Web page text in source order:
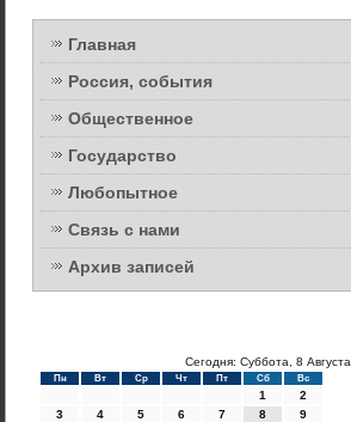
Главная
Россия, события
Общественное
Государство
Любопытное
Связь с нами
Архив записей
Сегодня: Суббота, 8 Августа
Пн Вт Ср Чт Пт Сб Вс
1
2
3
4 5 6 7 8
9